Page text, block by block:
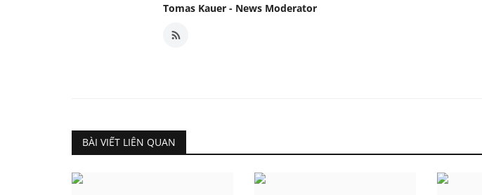
Tomas Kauer - News Moderator
BÀI VIẾT LIÊN QUAN